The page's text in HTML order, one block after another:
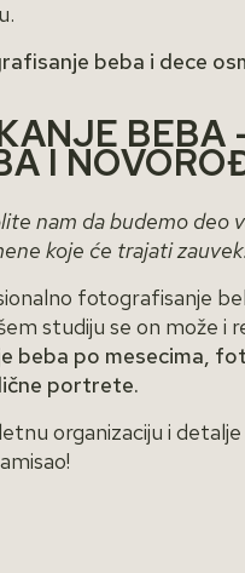
beba i dece
BEBA
I
nam da budemo deo
koje će trajati
fotografisanje
studiju se on može i
beba po mesecima,
portrete.
organizaciju i